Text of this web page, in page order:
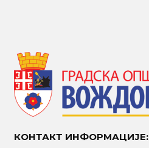
КОНТАКТ ИНФОРМАЦИЈЕ: